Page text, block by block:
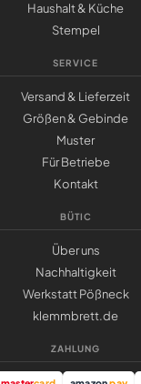
Haushalt & Küche
Stempel
SERVICE
Versand & Lieferzeit
Größen & Gebinde
Muster
Für Betriebe
Kontakt
BÜTIC
Über uns
Nachhaltigkeit
Werkstatt Pößneck
klemmbrett.de
ZAHLUNG